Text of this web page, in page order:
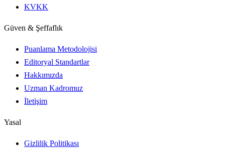
KVKK
Güven & Şeffaflık
Puanlama Metodolojisi
Editoryal Standartlar
Hakkımızda
Uzman Kadromuz
İletişim
Yasal
Gizlilik Politikası